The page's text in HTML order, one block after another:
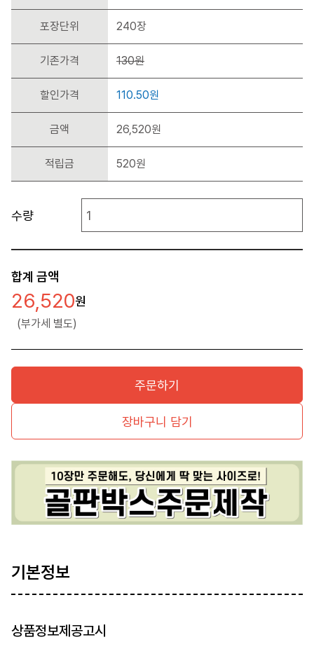
포장단위 240장
기존가격 130원
할인가격 110.50원
금액 26,520원
적립금 520원
수량
합계 금액
26,520
(부가세 별도)
주문하기
장바구니 담기
기본정보
상품정보제공고시